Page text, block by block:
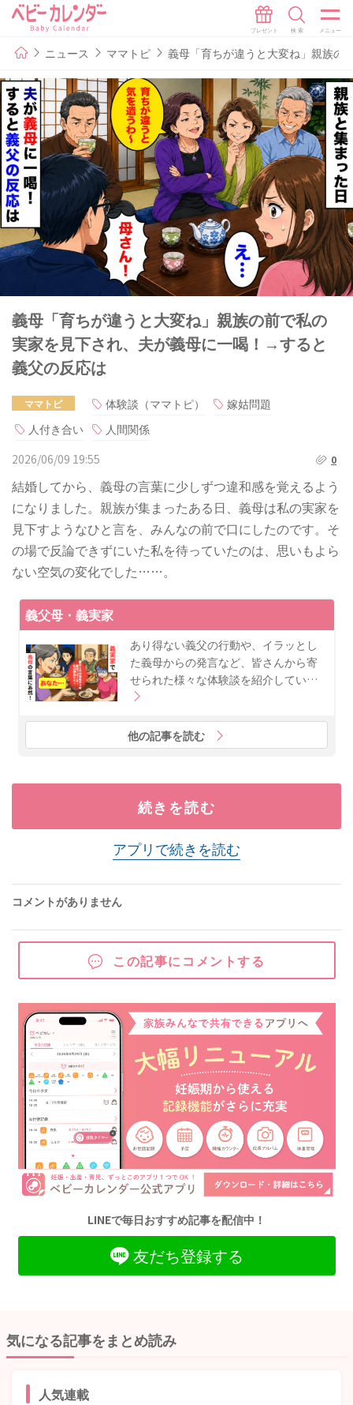
ニュース ママトピ 義母「育ちが違うと大変ね」親族の
義母「育ちが違うと大変ね」親族の前で私の
実家を見下され、夫が義母に一喝！→すると
義父の反応は
ママトピ 体験談（ママトピ）
嫁姑問題
人付き合い
人間関係
2026/06/09 19:55
0
結婚してから、義母の言葉に少しずつ違和感を覚えるよう
になりました。親族が集まったある日、義母は私の実家を
見下すようなひと言を、みんなの前で口にしたのです。そ
の場で反論できずにいた私を待っていたのは、思いもよら
ない空気の変化でした……。
義父母・義実家
あり得ない義父の行動や、イラッとし
た義母からの発言など、皆さんから寄
せられた様々な体験談を紹介してい…
他の記事を読む
続きを読む
アプリで続きを読む
コメントがありません
この記事にコメントする
LINEで毎日おすすめ記事を配信中！
友だち登録する
気になる記事をまとめ読み
人気連載